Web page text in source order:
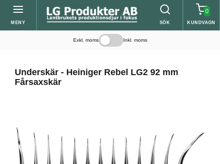
MENY SÖK
0
KUNDVAGN
Exkl. moms Inkl. moms
Underskär - Heiniger Rebel LG2 92 mm
Fårsaxskär